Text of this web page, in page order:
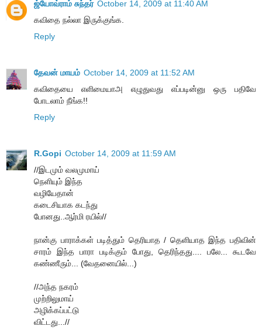
ஜ்யோவ்ராம் சுந்தர் October 14, 2009 at 11:40 AM
கவிதை நல்லா இருக்குங்க.
Reply
தேவன் மாயம் October 14, 2009 at 11:52 AM
கவிதையை எளிமையாஅ எழுதுவது எப்படின்னு ஒரு பதிவே
போடலாம் நீங்க!!
Reply
R.Gopi October 14, 2009 at 11:59 AM
//இடமும் வலமுமாய்
நெளியும் இந்த
வழியேதான்
கடைசியாக கடந்து
போனது..ஆர்மி ரயில்//
நான்கு பாராக்கள் படித்தும் தெரியாத / தெளியாத இந்த பதிவின்
சாரம் இந்த பாரா படிக்கும் போது, தெரிந்தது.... பலே... கூட‌வே
க‌ண்ணீரும்... (வேத‌னையில்...)
//அந்த நகரம்
முற்றிலுமாய்
அழிக்கப்பட்டு
விட்டது...//